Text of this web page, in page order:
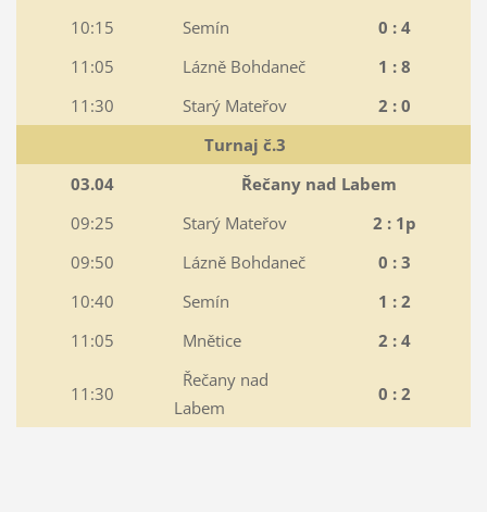
10:15
Semín
0 : 4
11:05
Lázně Bohdaneč
1 : 8
11:30
Starý Mateřov
2 : 0
Turnaj č.3
03.04
Řečany nad Labem
09:25
Starý Mateřov
2 : 1p
09:50
Lázně Bohdaneč
0 : 3
10:40
Semín
1 : 2
11:05
Mnětice 2 : 4
11:30
Řečany nad
Labem
0 : 2